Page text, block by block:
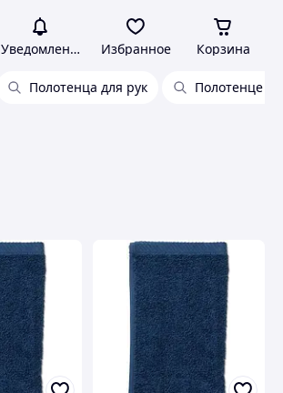
Уведомления Избранное Корзина
Полотенца для рук Полотенце